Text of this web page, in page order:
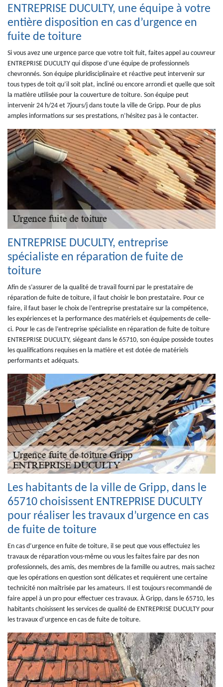
ENTREPRISE DUCULTY, une équipe à votre
entière disposition en cas d’urgence en
fuite de toiture
Si vous avez une urgence parce que votre toit fuit, faites appel au couvreur
ENTREPRISE DUCULTY qui dispose d’une équipe de professionnels
chevronnés. Son équipe pluridisciplinaire et réactive peut intervenir sur
tous types de toit qu’il soit plat, incliné ou encore arrondi et quelle que soit
la matière utilisée pour la couverture de toiture. Son équipe peut
intervenir 24 h/24 et 7jours/j dans toute la ville de Gripp. Pour de plus
amples informations sur ses prestations, n’hésitez pas à le contacter.
ENTREPRISE DUCULTY, entreprise
spécialiste en réparation de fuite de
toiture
Afin de s’assurer de la qualité de travail fourni par le prestataire de
réparation de fuite de toiture, il faut choisir le bon prestataire. Pour ce
faire, il faut baser le choix de l’entreprise prestataire sur la compétence,
les expériences et la performance des matériels et équipements de celle-
ci. Pour le cas de l’entreprise spécialiste en réparation de fuite de toiture
ENTREPRISE DUCULTY, siégeant dans le 65710, son équipe possède toutes
les qualifications requises en la matière et est dotée de matériels
performants et adéquats.
Les habitants de la ville de Gripp, dans le
65710 choisissent ENTREPRISE DUCULTY
pour réaliser les travaux d’urgence en cas
de fuite de toiture
En cas d’urgence en fuite de toiture, il se peut que vous effectuiez les
travaux de réparation vous-même ou vous les faites faire par des non
professionnels, des amis, des membres de la famille ou autres, mais sachez
que les opérations en question sont délicates et requièrent une certaine
technicité non maîtrisée par les amateurs. Il est toujours recommandé de
faire appel à un pro pour effectuer ces travaux. À Gripp, dans le 65710, les
habitants choisissent les services de qualité de ENTREPRISE DUCULTY pour
les travaux d’urgence en cas de fuite de toiture.